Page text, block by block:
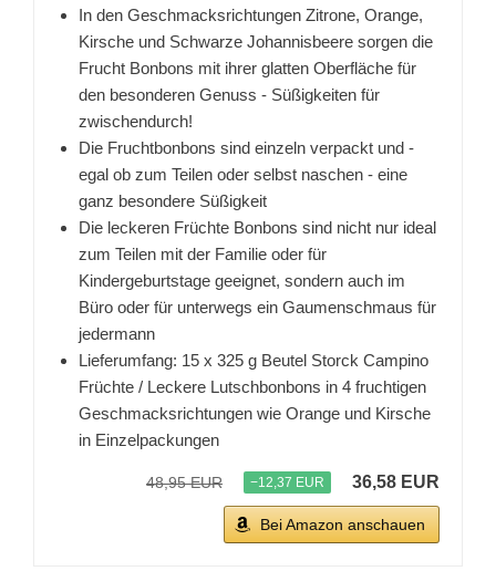
In den Geschmacksrichtungen Zitrone, Orange,
Kirsche und Schwarze Johannisbeere sorgen die
Frucht Bonbons mit ihrer glatten Oberfläche für
den besonderen Genuss - Süßigkeiten für
zwischendurch!
Die Fruchtbonbons sind einzeln verpackt und -
egal ob zum Teilen oder selbst naschen - eine
ganz besondere Süßigkeit
Die leckeren Früchte Bonbons sind nicht nur ideal
zum Teilen mit der Familie oder für
Kindergeburtstage geeignet, sondern auch im
Büro oder für unterwegs ein Gaumenschmaus für
jedermann
Lieferumfang: 15 x 325 g Beutel Storck Campino
Früchte / Leckere Lutschbonbons in 4 fruchtigen
Geschmacksrichtungen wie Orange und Kirsche
in Einzelpackungen
48,95 EUR −12,37 EUR 36,58 EUR
Bei Amazon anschauen